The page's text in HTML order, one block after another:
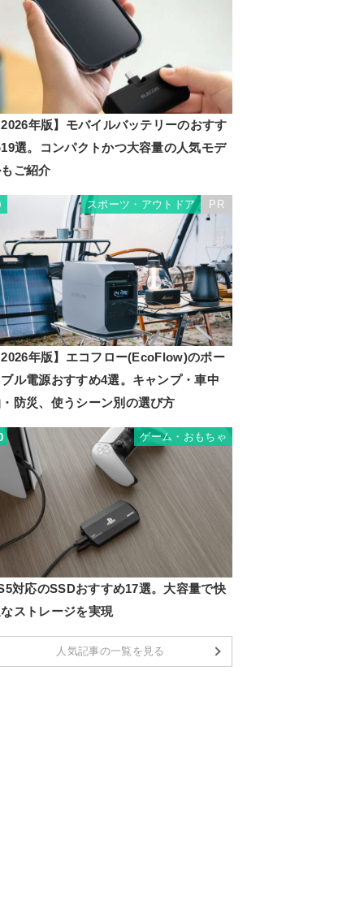
年版】モバイルバッテリーのおすす
選。コンパクトかつ大容量の人気モデ
ご紹介
スポーツ・アウトドア PR
年版】エコフロー(EcoFlow)のポー
ル電源おすすめ4選。キャンプ・車中
防災、使うシーン別の選び方
ゲーム・おもちゃ
対応のSSDおすすめ17選。大容量で快
ストレージを実現
人気記事の一覧を見る